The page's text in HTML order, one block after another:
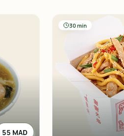
55 MAD
30 min